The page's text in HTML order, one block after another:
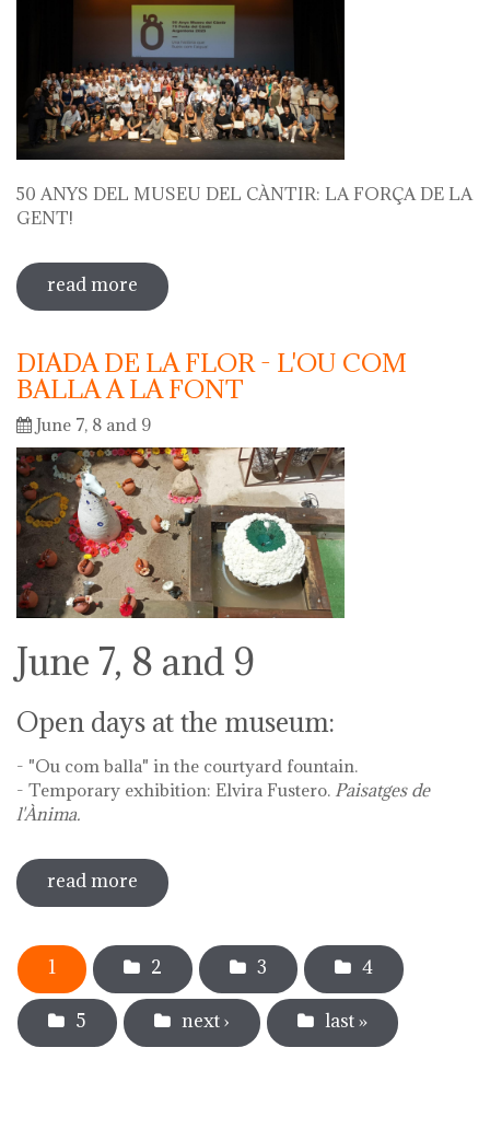
50 ANYS DEL MUSEU DEL CÀNTIR: LA FORÇA DE LA
GENT!
read more sobre 50 anys del museu del càntir: la
força de la gent!
DIADA DE LA FLOR - L'OU COM
BALLA A LA FONT
June 7, 8 and 9
June 7, 8 and 9
Open days at the museum:
- "Ou com balla" in the courtyard fountain.
- Temporary exhibition: Elvira Fustero. Paisatges de
l'Ànima.
read more sobre diada de la flor - l'ou com balla a
la font
Pages
1 2 3 4
5 next › last »